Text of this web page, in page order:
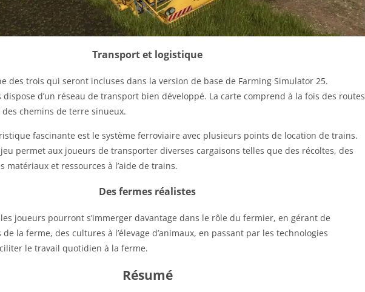
Transport et logistique
des trois qui seront incluses dans la version de base de Farming Simulator 25.
dispose d’un réseau de transport bien développé. La carte comprend à la fois des routes
chemins de terre sinueux.
fascinante est le système ferroviaire avec plusieurs points de location de trains.
permet aux joueurs de transporter diverses cargaisons telles que des récoltes, des
matériaux et ressources à l’aide de trains.
Des fermes réalistes
joueurs pourront s’immerger davantage dans le rôle du fermier, en gérant de
la ferme, des cultures à l’élevage d’animaux, en passant par les technologies
le travail quotidien à la ferme.
Résumé